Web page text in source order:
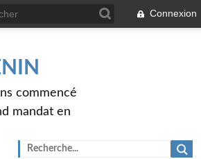
Connexion
commencé
mandat en